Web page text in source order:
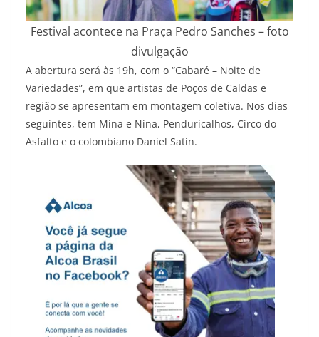
Festival acontece na Praça Pedro Sanches – foto
divulgação
A abertura será às 19h, com o “Cabaré – Noite de
Variedades”, em que artistas de Poços de Caldas e
região se apresentam em montagem coletiva. Nos dias
seguintes, tem Mina e Nina, Penduricalhos, Circo do
Asfalto e o colombiano Daniel Satin.